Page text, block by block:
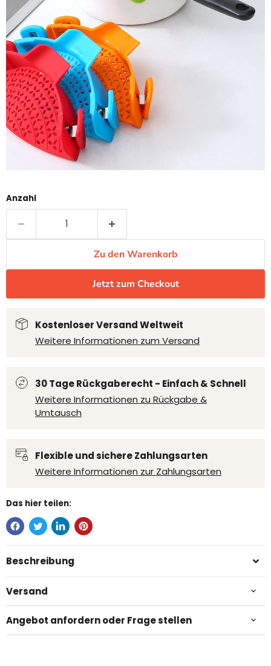
Anzahl
Zu den Warenkorb
Jetzt zum Checkout
Kostenloser Versand Weltweit
Weitere Informationen zum Versand
30 Tage Rückgaberecht - Einfach & Schnell
Weitere Informationen zu Rückgabe &
Umtausch
Flexible und sichere Zahlungsarten
Weitere Informationen zur Zahlungsarten
Das hier teilen:
Beschreibung
Versand
Angebot anfordern oder Frage stellen